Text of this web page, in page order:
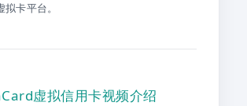
卡平台。
虚拟信用卡视频介绍